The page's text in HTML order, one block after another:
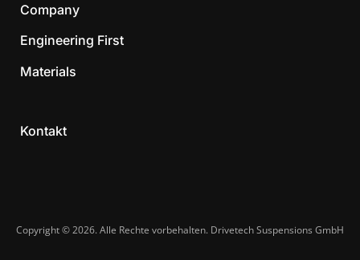
Company
Engineering First
Materials
Kontakt
Copyright © 2026. Alle Rechte vorbehalten. Drivetech Suspensions GmbH​